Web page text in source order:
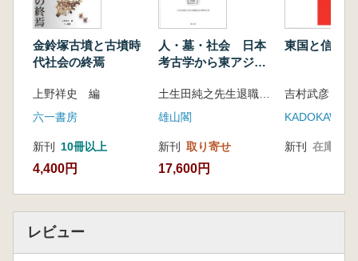
金鈴塚古墳と古墳時
代社会の終焉
上野祥史 編
六一書房
新刊 10冊以上
4,400円
人・墓・社会 日本
考古学から東アジア
土生田純之先生退職記念事業会 編
雄山閣
新刊 取り寄せ
17,600円
東国と信越
KADOKAWA
新刊 在庫なし
レビュー